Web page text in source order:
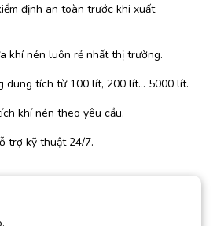
định an toàn trước khi xuất
khí nén luôn rẻ nhất thị trường.
dung tích từ 100 lít, 200 lít… 5000 lít.
khí nén theo yêu cầu.
trợ kỹ thuật 24/7.